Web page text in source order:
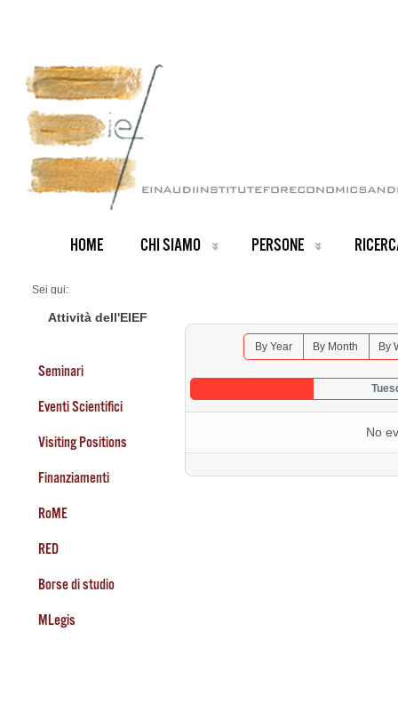
HOME CHI SIAMO PERSONE
Sei qui:
Seminars 2025
Attività dell'EIEF
Seminari
Eventi Scientifici
Visiting Positions
Finanziamenti
RoME
RED
Borse di studio
MLegis
By Year By Month By
No